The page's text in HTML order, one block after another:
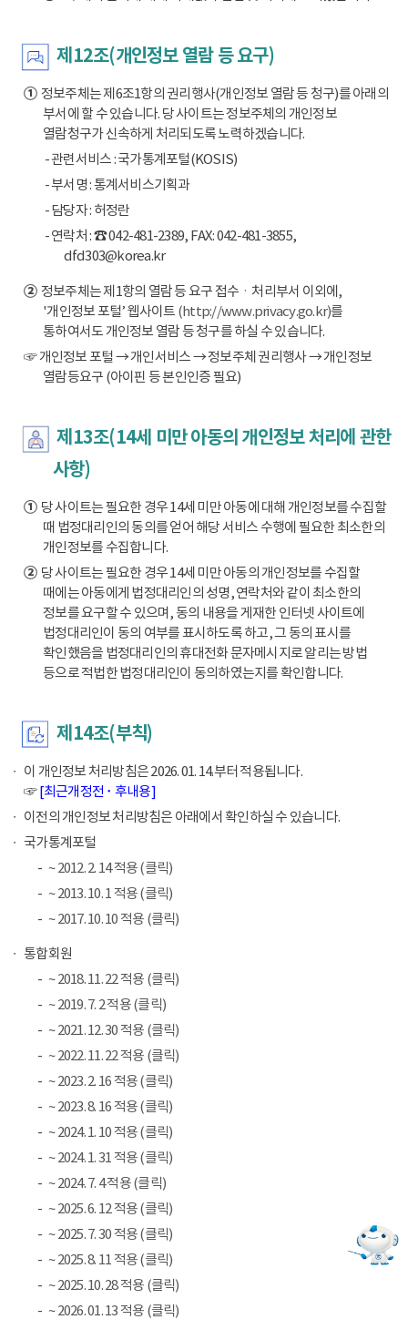
제12조(개인정보 열람 등 요구)
①정보주체는 제6조1항의 권리행사(개인정보 열람 등 청구)를 아래의
부서에 할 수 있습니다. 당 사이트는 정보주체의 개인정보
열람청구가 신속하게 처리되도록 노력하겠습니다.
- 관련서비스 : 국가통계포털(KOSIS)
- 부서명 : 통계서비스기획과
- 담당자 : 허정란
- 연락처 : ☎ 042-481-2389, FAX: 042-481-3855,
dfd303@korea.kr
②정보주체는 제1항의 열람 등 요구 접수ㆍ처리부서 이외에,
'개인정보 포털’ 웹사이트 (http://www.privacy.go.kr)를
통하여서도 개인정보 열람 등 청구를 하실 수 있습니다.
☞ 개인정보 포털 → 개인서비스 → 정보주체 권리행사 → 개인정보
열람등요구 (아이핀 등 본인인증 필요)
제13조(14세 미만 아동의 개인정보 처리에 관한
사항)
①당 사이트는 필요한 경우 14세 미만 아동에 대해 개인정보를 수집할
때 법정대리인의 동의를 얻어 해당 서비스 수행에 필요한 최소한의
개인정보를 수집합니다.
②당 사이트는 필요한 경우 14세 미만 아동의 개인정보를 수집할
때에는 아동에게 법정대리인의 성명, 연락처와 같이 최소한의
정보를 요구할 수 있으며, 동의 내용을 게재한 인터넷 사이트에
법정대리인이 동의 여부를 표시하도록 하고, 그 동의 표시를
확인했음을 법정대리인의 휴대전화 문자메시지로 알리는 방법
등으로 적법한 법정대리인이 동의하였는지를 확인합니다.
제14조(부칙)
이 개인정보 처리방침은 2026. 01. 14.부터 적용됩니다.
☞[최근개정전 ･ 후내용]
이전의 개인정보 처리방침은 아래에서 확인하실 수 있습니다.
국가통계포털
~ 2012. 2. 14 적용 (클릭)
~ 2013. 10. 1 적용 (클릭)
~ 2017. 10. 10 적용 (클릭)
통합회원
~ 2018. 11. 22 적용 (클릭)
~ 2019. 7. 2 적용 (클릭)
~ 2021. 12. 30 적용 (클릭)
~ 2022. 11. 22 적용 (클릭)
~ 2023. 2. 16 적용 (클릭)
~ 2023. 8. 16 적용 (클릭)
~ 2024. 1. 10 적용 (클릭)
~ 2024. 1. 31 적용 (클릭)
~ 2024. 7. 4 적용 (클릭)
~ 2025. 6. 12 적용 (클릭)
~ 2025. 7. 30 적용 (클릭)
~ 2025. 8. 11 적용 (클릭)
~ 2025. 10. 28 적용 (클릭)
~ 2026. 01. 13 적용 (클릭)